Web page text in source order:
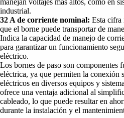
industrial.
32 A de corriente nominal: Esta cifra
que el borne puede transportar de
Indica la capacidad de manejo de
para garantizar un funcionamiento
eléctrico.
Los bornes de paso son componentes
eléctrica, ya que permiten la conexión
eléctricos en diversos equipos y
ofrece una ventaja adicional al
cableado, lo que puede resultar en
durante la instalación y el